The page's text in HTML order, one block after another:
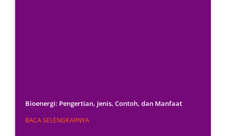
Bioenergi: Pengertian, Jenis, Contoh, dan Manfaat
BACA SELENGKAPNYA